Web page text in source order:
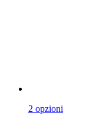
2 opzioni